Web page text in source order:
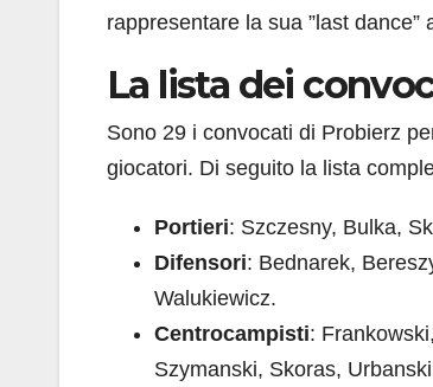
rappresentare la sua ”last
La lista dei
Sono 29 i convocati di Probierz
giocatori. Di seguito la lista
Portieri: Szczesny, Bulka,
Difensori: Bednarek,
Walukiewicz.
Centrocampisti:
Szymanski, Skoras,